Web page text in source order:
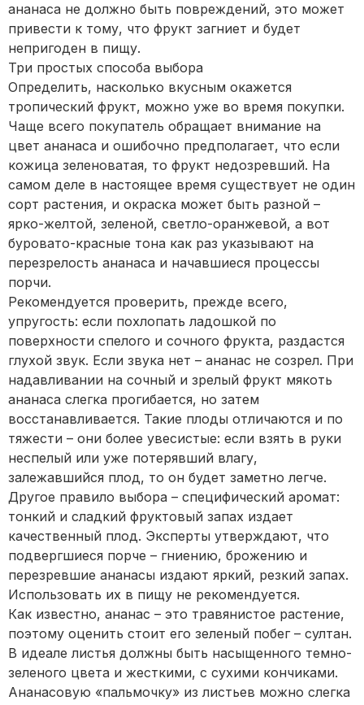
ананаса не должно быть повреждений, это может
привести к тому, что фрукт загниет и будет
непригоден в пищу.
Три простых способа выбора
Определить, насколько вкусным окажется
тропический фрукт, можно уже во время покупки.
Чаще всего покупатель обращает внимание на
цвет ананаса и ошибочно предполагает, что если
кожица зеленоватая, то фрукт недозревший. На
самом деле в настоящее время существует не один
сорт растения, и окраска может быть разной –
ярко-желтой, зеленой, светло-оранжевой, а вот
буровато-красные тона как раз указывают на
перезрелость ананаса и начавшиеся процессы
порчи.
Рекомендуется проверить, прежде всего,
упругость: если похлопать ладошкой по
поверхности спелого и сочного фрукта, раздастся
глухой звук. Если звука нет – ананас не созрел. При
надавливании на сочный и зрелый фрукт мякоть
ананаса слегка прогибается, но затем
восстанавливается. Такие плоды отличаются и по
тяжести – они более увесистые: если взять в руки
неспелый или уже потерявший влагу,
залежавшийся плод, то он будет заметно легче.
Другое правило выбора – специфический аромат:
тонкий и сладкий фруктовый запах издает
качественный плод. Эксперты утверждают, что
подвергшиеся порче – гниению, брожению и
перезревшие ананасы издают яркий, резкий запах.
Использовать их в пищу не рекомендуется.
Как известно, ананас – это травянистое растение,
поэтому оценить стоит его зеленый побег – султан.
В идеале листья должны быть насыщенного темно-
зеленого цвета и жесткими, с сухими кончиками.
Ананасовую «пальмочку» из листьев можно слегка